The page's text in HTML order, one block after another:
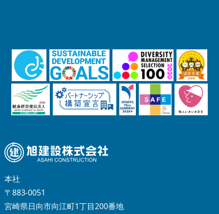
本社
〒883-0051
宮崎県日向市向江町1丁目200番地